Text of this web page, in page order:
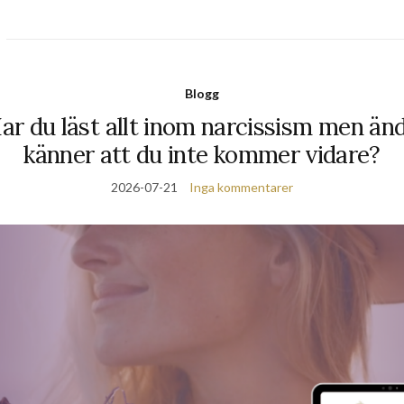
Blogg
du läst allt inom narcissism men
känner att du inte kommer vidare?
2026-07-21 Inga kommentarer